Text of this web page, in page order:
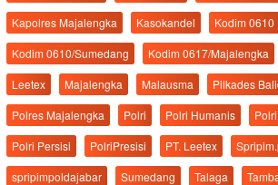
Kapolres Majalengka
Kasokandel Kodim 0610
Kodim 0610/Sumedang
Kodim 0617/Majalengka
Leetex
Majalengka Malausma Pilkades
Polres Majalengka
Polri Polri Humanis
Polri Persisi
PolriPresisi PT. Leetex
spripimpoldajabar
Sumedang Talaga